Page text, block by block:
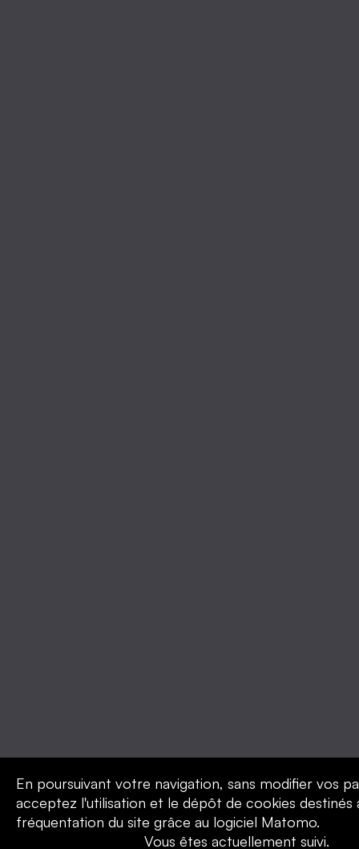
En poursuivant votre navigation, sans modifier vos
acceptez l'utilisation et le dépôt de cookies destinés
fréquentation du site grâce au logiciel Matomo.
Vous êtes actuellement suivi.